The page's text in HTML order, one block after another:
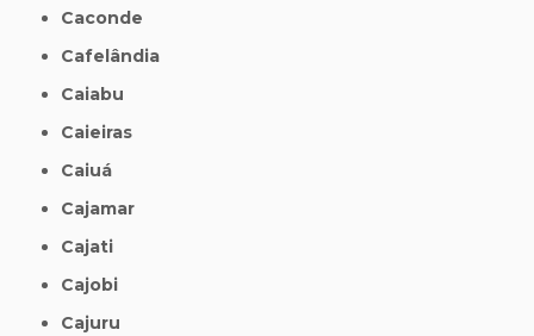
Caconde
Cafelândia
Caiabu
Caieiras
Caiuá
Cajamar
Cajati
Cajobi
Cajuru